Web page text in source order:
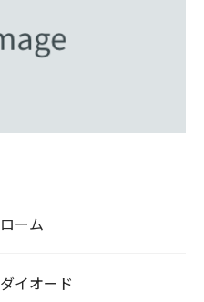
ローム
ダイオード